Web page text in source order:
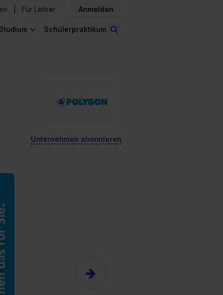
Für Lehrer Anmelden
Schülerpraktikum
Unternehmen abonnieren